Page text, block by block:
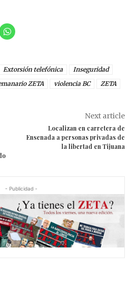
Extorsión telefónica
Inseguridad
ZETA violencia BC ZETA
Next article
Localizan en carretera de
Ensenada a personas privadas de
la libertad en Tijuana
- Publicidad -